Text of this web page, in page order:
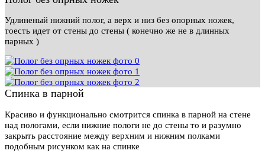
Удлиненый нижний полог, а верх и низ без опорных ножек,
тоесть идет от стены до стены ( конечно же не в длинных
парных )
Спинка в парной
Красиво и функционально смотрится спинка в парной на стене
над пологами, если нижние пологи не до стены то и разумно
закрыть расстояние между верхним и нижним полками
подобным рисунком как на спинке